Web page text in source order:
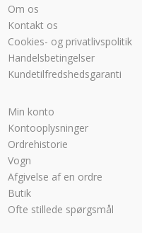
Om os
Kontakt os
Cookies- og privatlivspolitik
Handelsbetingelser
Kundetilfredshedsgaranti
Min konto
Kontooplysninger
Ordrehistorie
Vogn
Afgivelse af en ordre
Butik
Ofte stillede spørgsmål